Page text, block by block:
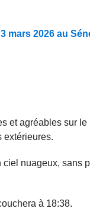
mars 2026 au
et agréables sur
extérieures.
ciel nuageux, sans
à 18:38.